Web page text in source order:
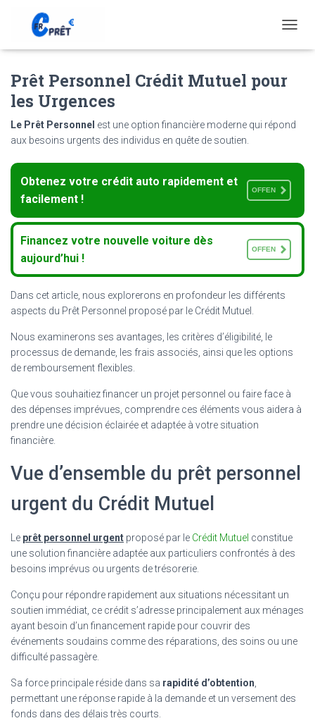
O
A
A
T
O
Prêt Personnel Crédit Mutuel pour
les Urgences
Le Prêt Personnel est une option financière moderne qui répond
aux besoins urgents des individus en quête de soutien.
Obtenez votre crédit auto rapidement et
facilement !
OFFEN
Financez votre nouvelle voiture dès
aujourd’hui !
OFFEN
Dans cet article, nous explorerons en profondeur les différents
aspects du Prêt Personnel proposé par le Crédit Mutuel.
Nous examinerons ses avantages, les critères d’éligibilité, le
processus de demande, les frais associés, ainsi que les options
de remboursement flexibles.
Que vous souhaitiez financer un projet personnel ou faire face à
des dépenses imprévues, comprendre ces éléments vous aidera à
prendre une décision éclairée et adaptée à votre situation
financière.
Vue d’ensemble du prêt personnel
urgent du Crédit Mutuel
Le prêt personnel urgent proposé par le Crédit Mutuel constitue
une solution financière adaptée aux particuliers confrontés à des
besoins imprévus ou urgents de trésorerie.
Conçu pour répondre rapidement aux situations nécessitant un
soutien immédiat, ce crédit s’adresse principalement aux ménages
ayant besoin d’un financement rapide pour couvrir des
événements soudains comme des réparations, des soins ou une
difficulté passagère.
Sa force principale réside dans sa rapidité d’obtention
permettant une réponse rapide à la demande et un versement des
fonds dans des délais très courts.